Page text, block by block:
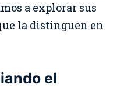
a explorar sus
la distinguen en
el